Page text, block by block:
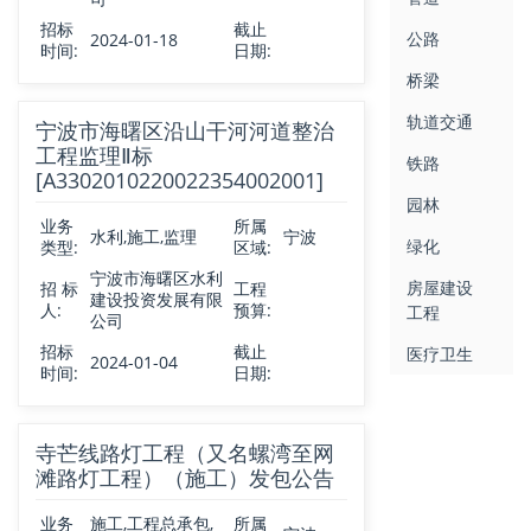
招标
时间: 2024-01-18
截止
日期:
宁波市海曙区沿山干河河道整治
工程监理Ⅱ标
[A3302010220022354002001]
业务
类型: 水利,施工,监理
所属
区域: 宁波
招 标
人:
宁波市海曙区水利
建设投资发展有限
公司
工程
预算:
招标
时间: 2024-01-04
截止
日期:
寺芒线路灯工程（又名螺湾至网
滩路灯工程）（施工）发包公告
业务 施工,工程总承包, 所属
公路
桥梁
轨道交通
铁路
园林
绿化
房屋建设
工程
医疗卫生